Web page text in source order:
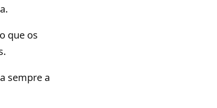
que os
sempre a